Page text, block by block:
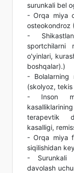
surunkali bel
- Orqa miya
osteokondroz
-
sportchilarni
o'yinlari,
boshqalar).)
- Bolalarning
(skolyoz,
- Inson
terapevtik
kasalligi,
- Orqa miya
siqilishidan
- Surunkali
davolash